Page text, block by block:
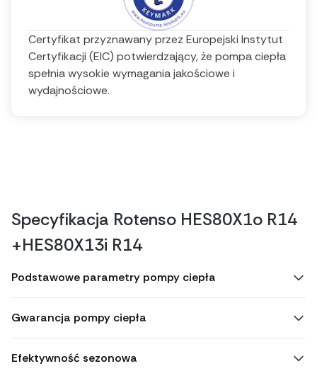
Certyfikat przyznawany przez Europejski Instytut
Certyfikacji (EIC) potwierdzający, że pompa ciepła
spełnia wysokie wymagania jakościowe i
wydajnościowe.
Specyfikacja Rotenso HES80X1o R14
+HES80X13i R14
Podstawowe parametry pompy ciepła
Gwarancja pompy ciepła
Efektywność sezonowa